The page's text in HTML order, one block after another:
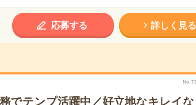
応募する 詳しく見る
でテンプ活躍中／好立地なキレイ